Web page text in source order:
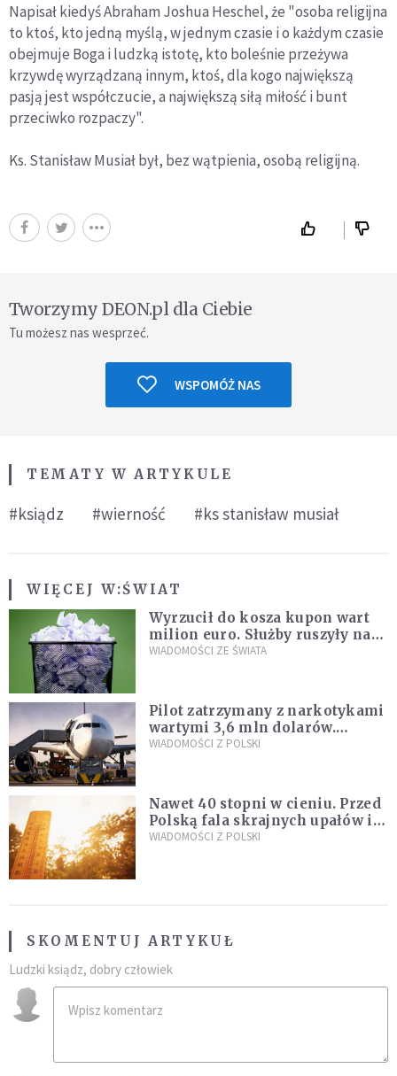
Napisał kiedyś Abraham Joshua Heschel, że "osoba religijna
to ktoś, kto jedną myślą, w jednym czasie i o każdym czasie
obejmuje Boga i ludzką istotę, kto boleśnie przeżywa
krzywdę wyrządzaną innym, ktoś, dla kogo największą
pasją jest współczucie, a największą siłą miłość i bunt
przeciwko rozpaczy".
Ks. Stanisław Musiał był, bez wątpienia, osobą religijną.
Tworzymy DEON.pl dla Ciebie
Tu możesz nas wesprzeć.
WSPOMÓŻ NAS
TEMATY W ARTYKULE
#ksiądz #wierność #ks stanisław musiał
WIĘCEJ W:ŚWIAT
Wyrzucił do kosza kupon wart
milion euro. Służby ruszyły na
poszukiwania
WIADOMOŚCI ZE ŚWIATA
Pilot zatrzymany z narkotykami
wartymi 3,6 mln dolarów.
Śledczy podejrzewają, że latał
WIADOMOŚCI Z POLSKI
Nawet 40 stopni w cieniu. Przed
Polską fala skrajnych upałów i
gwałtowne burze
WIADOMOŚCI Z POLSKI
SKOMENTUJ ARTYKUŁ
Ludzki ksiądz, dobry człowiek